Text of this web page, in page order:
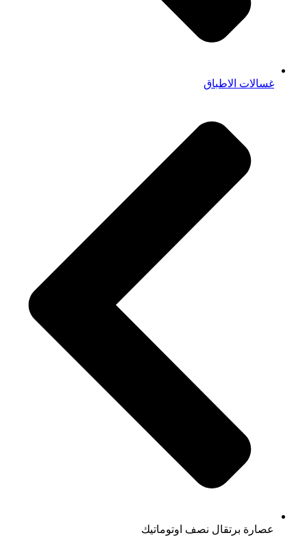
غسالات الاطباق
عصارة برتقال نصف اوتوماتيك